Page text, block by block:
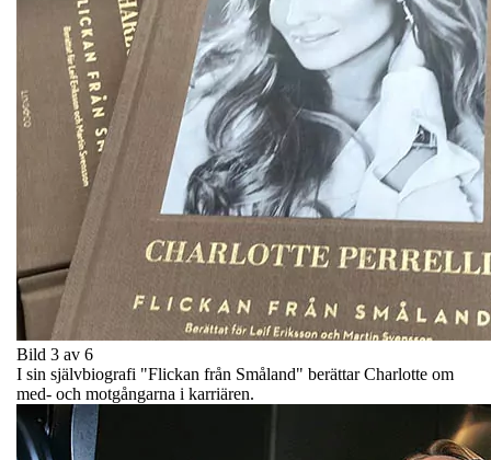
Bild 3 av 6
I sin självbiografi "Flickan från Småland" berättar Charlotte om
med- och motgångarna i karriären.